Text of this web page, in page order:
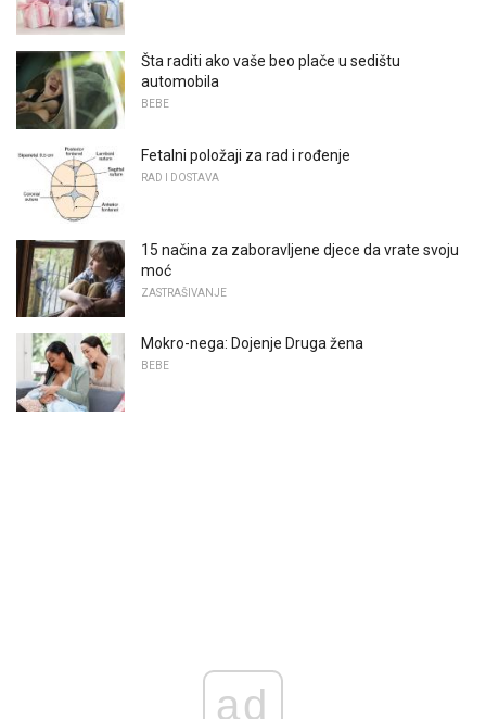
Šta raditi ako vaše beo plače u sedištu
automobila
BEBE
Fetalni položaji za rad i rođenje
RAD I DOSTAVA
15 načina za zaboravljene djece da vrate svoju
moć
ZASTRAŠIVANJE
Mokro-nega: Dojenje Druga žena
BEBE
ad